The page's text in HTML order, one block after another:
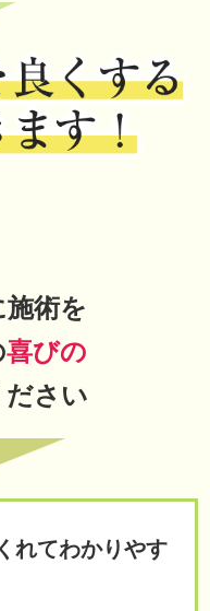
施術を
喜びの
さい
れてわかりやす